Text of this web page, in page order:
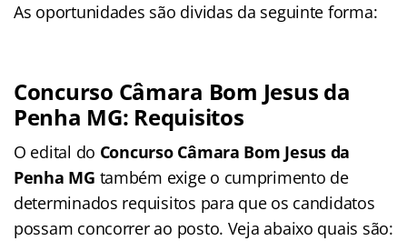
As oportunidades são dividas da seguinte forma:
Concurso Câmara Bom Jesus da
Penha MG: Requisitos
O edital do Concurso Câmara Bom Jesus da
Penha MG também exige o cumprimento de
determinados requisitos para que os candidatos
possam concorrer ao posto. Veja abaixo quais são: